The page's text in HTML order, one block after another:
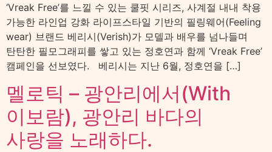
‘Vreak Free’를 느낄 수 있는 쿨핏 시리즈, 사계절 내내 착용
가능한 라인업 강화 라이프스타일 기반의 필링웨어(Feeling
wear) 브랜드 베리시(Verish)가 모델과 배우를 넘나들며
탄탄한 필모그래피를 쌓고 있는 정호연과 함께 ‘Vreak Free’
캠페인을 선보였다. 베리시는 지난 6월, 정호연을 […]
멜로틱 – 광안리에서(With
이보람), 광안리 바다의
사랑을 노래하다.